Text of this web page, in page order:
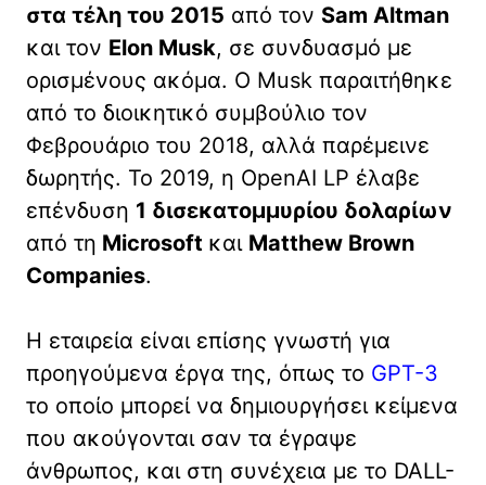
στα τέλη του 2015 από τον Sam Altman
και τον Elon Musk, σε συνδυασμό με
ορισμένους ακόμα. Ο Musk παραιτήθηκε
από το διοικητικό συμβούλιο τον
Φεβρουάριο του 2018, αλλά παρέμεινε
δωρητής. Το 2019, η OpenAI LP έλαβε
επένδυση 1 δισεκατομμυρίου δολαρίων
από τη Microsoft και Matthew Brown
Companies.
Η εταιρεία είναι επίσης γνωστή για
προηγούμενα έργα της, όπως το GPT-3
το οποίο μπορεί να δημιουργήσει κείμενα
που ακούγονται σαν τα έγραψε
άνθρωπος, και στη συνέχεια με το DALL-